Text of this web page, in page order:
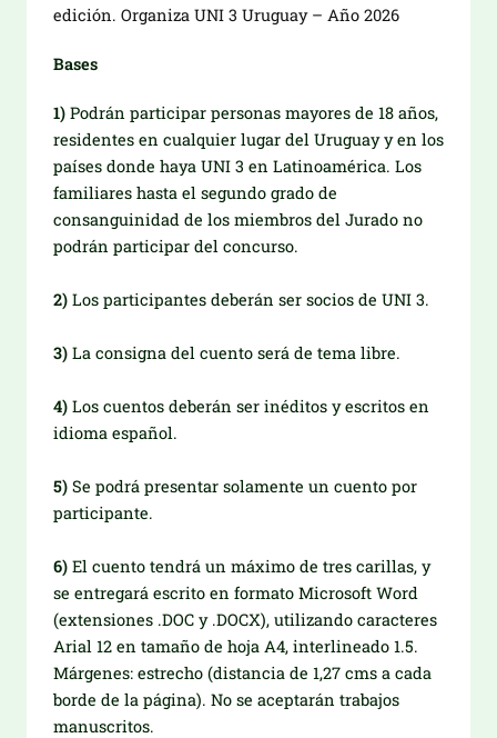
edición. Organiza UNI 3 Uruguay – Año 2026
Bases
1) Podrán participar personas mayores de 18 años,
residentes en cualquier lugar del Uruguay y en los
países donde haya UNI 3 en Latinoamérica. Los
familiares hasta el segundo grado de
consanguinidad de los miembros del Jurado no
podrán participar del concurso.
2) Los participantes deberán ser socios de UNI 3.
3) La consigna del cuento será de tema libre.
4) Los cuentos deberán ser inéditos y escritos en
idioma español.
5) Se podrá presentar solamente un cuento por
participante.
6) El cuento tendrá un máximo de tres carillas, y
se entregará escrito en formato Microsoft Word
(extensiones .DOC y .DOCX), utilizando caracteres
Arial 12 en tamaño de hoja A4, interlineado 1.5.
Márgenes: estrecho (distancia de 1,27 cms a cada
borde de la página). No se aceptarán trabajos
manuscritos.